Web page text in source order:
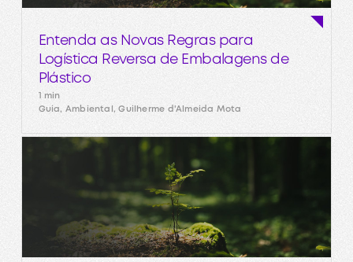
Entenda as Novas Regras para
Logística Reversa de Embalagens de
Plástico
1 min
Guia, Ambiental, Guilherme d'Almeida Mota